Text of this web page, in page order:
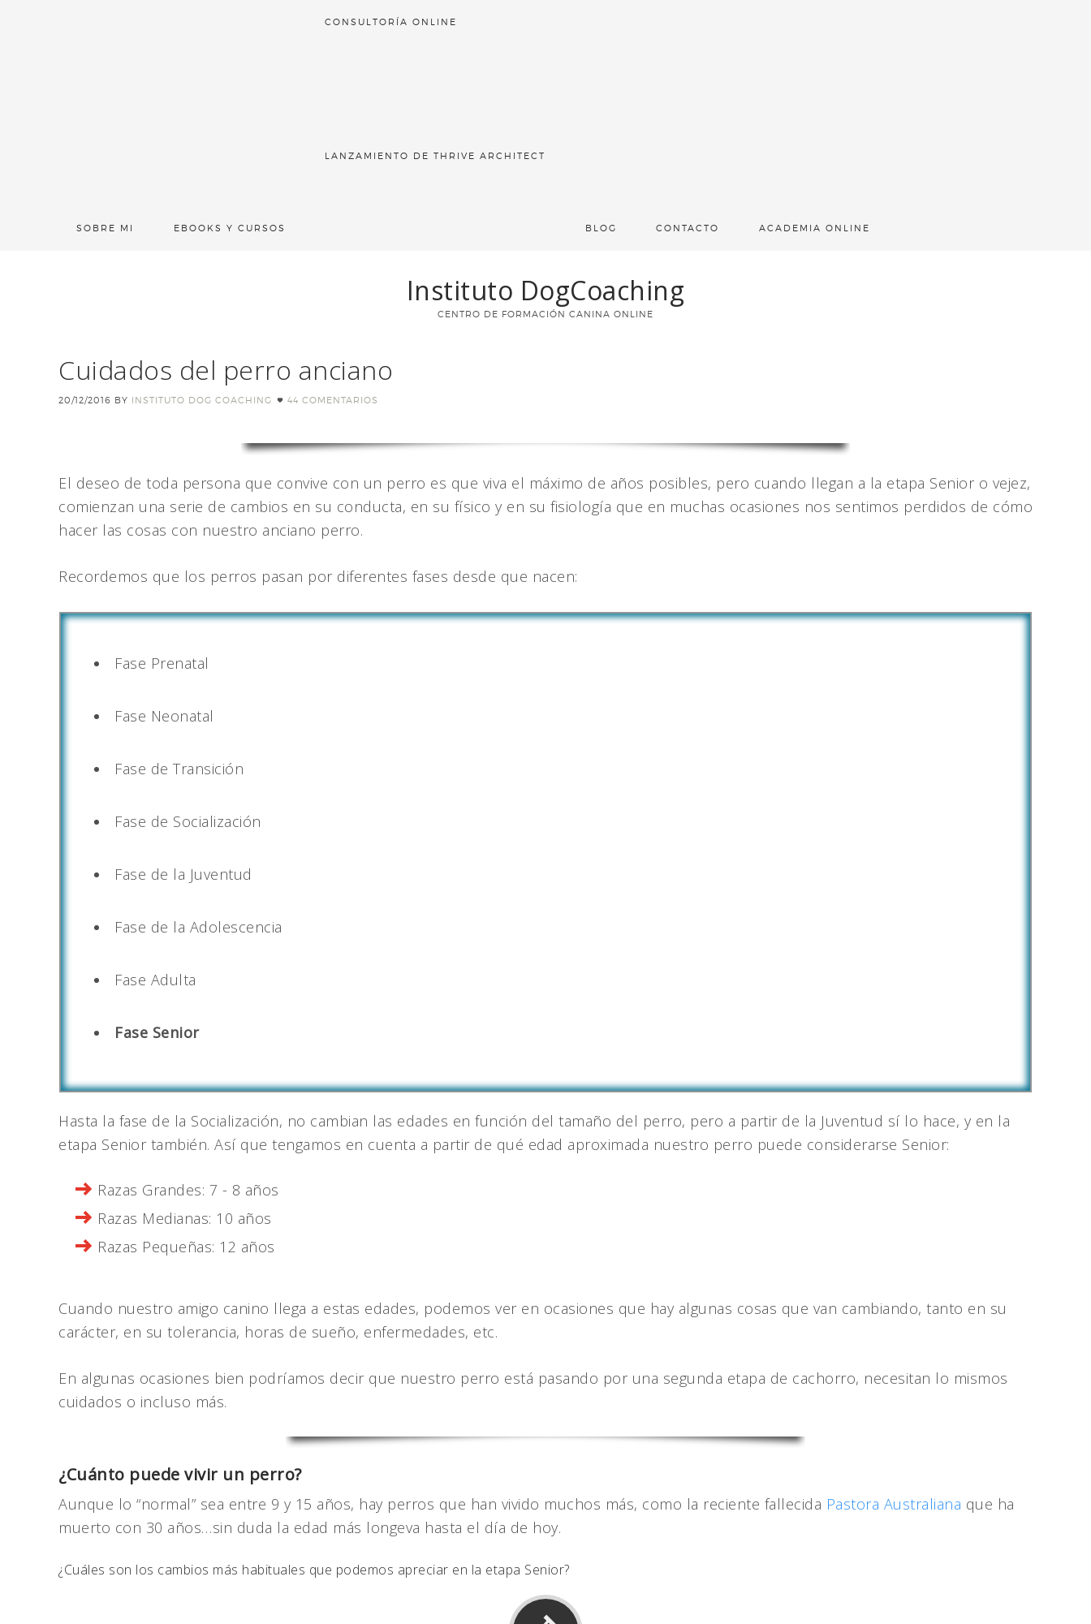
SOBRE MI EBOOKS Y CURSOS
CONSULTORÍA ONLINE
LANZAMIENTO DE THRIVE ARCHITECT
BLOG CONTACTO ACADEMIA ONLINE
Instituto DogCoaching
CENTRO DE FORMACIÓN CANINA ONLINE
Cuidados del perro anciano
20/12/2016 BY INSTITUTO DOG COACHING 44 COMENTARIOS
El deseo de toda persona que convive con un perro es que viva el máximo de años posibles, pero cuando llegan a la etapa Senior o vejez,
comienzan una serie de cambios en su conducta, en su físico y en su fisiología que en muchas ocasiones nos sentimos perdidos de cómo
hacer las cosas con nuestro anciano perro.
Recordemos que los perros pasan por diferentes fases desde que nacen:
Fase Prenatal
Fase Neonatal
Fase de Transición
Fase de Socialización
Fase de la Juventud
Fase de la Adolescencia
Fase Adulta
Fase Senior
Hasta la fase de la Socialización, no cambian las edades en función del tamaño del perro, pero a partir de la Juventud sí lo hace, y en la
etapa Senior también. Así que tengamos en cuenta a partir de qué edad aproximada nuestro perro puede considerarse Senior:
Razas Grandes: 7 - 8 años
Razas Medianas: 10 años
Razas Pequeñas: 12 años
Cuando nuestro amigo canino llega a estas edades, podemos ver en ocasiones que hay algunas cosas que van cambiando, tanto en su
carácter, en su tolerancia, horas de sueño, enfermedades, etc.
En algunas ocasiones bien podríamos decir que nuestro perro está pasando por una segunda etapa de cachorro, necesitan lo mismos
cuidados o incluso más.
¿Cuánto puede vivir un perro?
Aunque lo “normal” sea entre 9 y 15 años, hay perros que han vivido muchos más, como la reciente fallecida Pastora Australiana que ha
muerto con 30 años…sin duda la edad más longeva hasta el día de hoy.
¿Cuáles son los cambios más habituales que podemos apreciar en la etapa Senior?